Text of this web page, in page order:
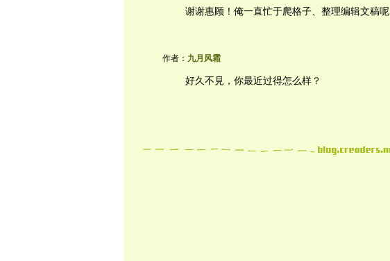
谢谢惠顾！俺一直忙于爬格子、整理编辑文稿呢
作者： 九月风霜
好久不見，你最近过得怎么样？